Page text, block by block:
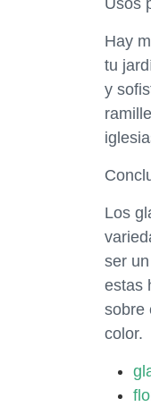
Usos
Hay
tu
y
Los
ser
estas
sobre
color.